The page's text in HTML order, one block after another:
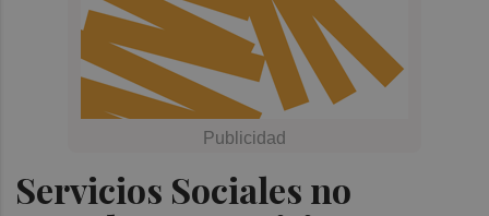
Servicios Sociales no